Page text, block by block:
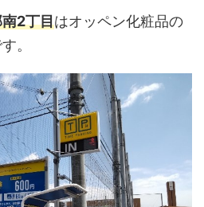
2丁目はオッペン化粧品の
。